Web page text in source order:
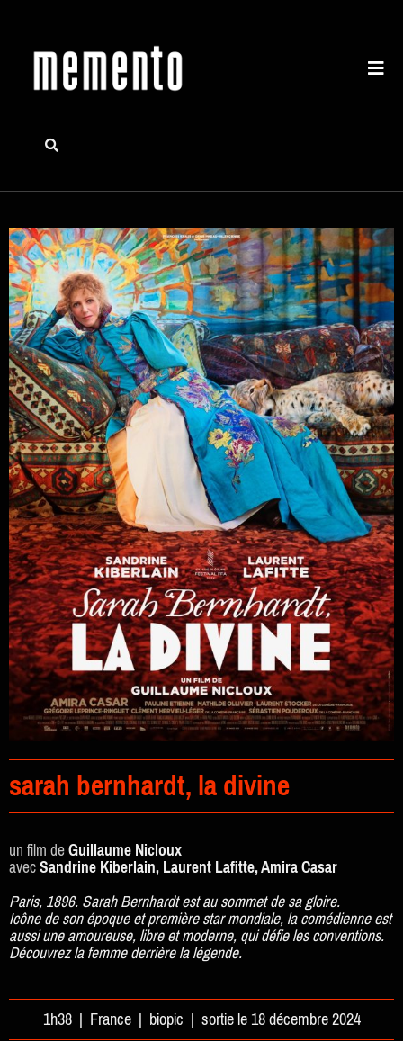
sarah bernhardt, la divine
un film deGuillaume Nicloux
avecSandrine Kiberlain, Laurent Lafitte, Amira Casar
Paris, 1896. Sarah Bernhardt est au sommet de sa gloire.
Icône de son époque et première star mondiale, la comédienne est
aussi une amoureuse, libre et moderne, qui défie les conventions.
Découvrez la femme derrière la légende.
1h38 | France | biopic | sortie le 18 décembre 2024